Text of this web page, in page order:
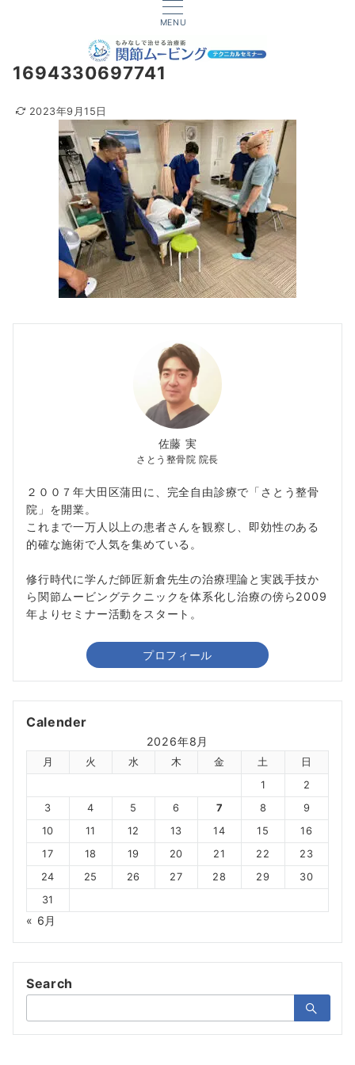
MENU
1694330697741
2023年9月15日
佐藤 実
さとう整骨院 院長
２００７年大田区蒲田に、完全自由診療で「さとう整骨
院」を開業。
これまで一万人以上の患者さんを観察し、即効性のある
的確な施術で人気を集めている。
修行時代に学んだ師匠新倉先生の治療理論と実践手技か
ら関節ムービングテクニックを体系化し治療の傍ら2009
年よりセミナー活動をスタート。
プロフィール
Calender
2026年8月
月 火 水 木 金 土
日
1
2
3
4 5 6 7 8
9
10
11 12 13 14 15
16
17
18 19 20 21 22
23
24
25 26 27 28 29
30
31
« 6月
Search
索：